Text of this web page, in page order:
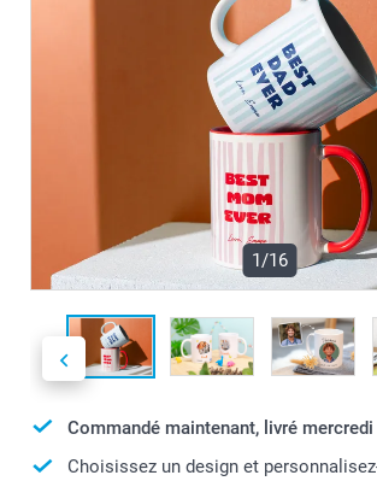
1/16
Commandé maintenant, livré mercredi
Choisissez un design et